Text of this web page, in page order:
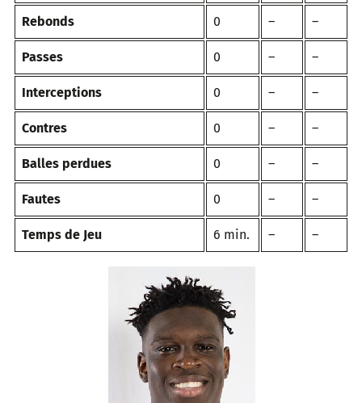
Rebonds 0 – –
Passes 0 – –
Interceptions 0 – –
Contres 0 – –
Balles perdues 0 – –
Fautes 0 – –
Temps de Jeu 6 min. – –